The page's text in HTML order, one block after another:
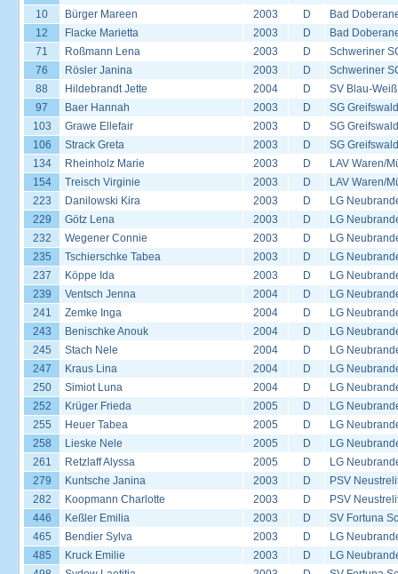
10
Bürger Mareen 2003 D
Bad
12
Flacke Marietta 2003 D
Bad
71
Roßmann Lena 2003 D
Schweriner
76
Rösler Janina 2003 D
Schweriner
88
Hildebrandt Jette 2004 D
SV Blau-
97
Baer Hannah 2003 D
SG Greifswald
103
Grawe Ellefair 2003 D
SG Greifswald
106
Strack Greta 2003 D
SG Greifswald
134
Rheinholz Marie 2003 D
LAV Waren/
154
Treisch Virginie 2003 D
LAV Waren/
223
Danilowski Kira 2003 D
LG
229
Götz Lena 2003 D
LG
232
Wegener Connie 2003 D
LG
235
Tschierschke Tabea 2003 D
LG
237
Köppe Ida 2003 D
LG
239
Ventsch Jenna 2004 D
LG
241
Zemke Inga 2004 D
LG
243
Benischke Anouk 2004 D
LG
245
Stach Nele 2004 D
LG
247
Kraus Lina 2004 D
LG
250
Simiot Luna 2004 D
LG
252
Krüger Frieda 2005 D
LG
255
Heuer Tabea 2005 D
LG
258
Lieske Nele 2005 D
LG
261
Retzlaff Alyssa 2005 D
LG
279
Kuntsche Janina 2003 D
PSV
282
Koopmann Charlotte 2003 D
PSV
446
Keßler Emilia 2003 D
SV Fortuna
465
Bendier Sylva 2003 D
LG
485
Kruck Emilie 2003 D
LG